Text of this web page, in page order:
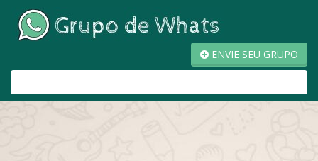
ENVIE SEU GRUPO